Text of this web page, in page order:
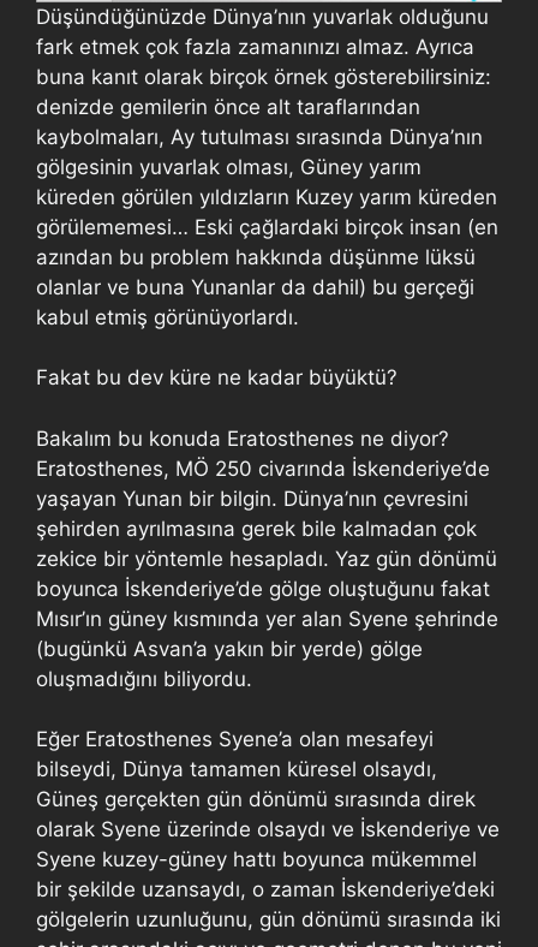
Düşündüğünüzde Dünya’nın yuvarlak olduğunu
fark etmek çok fazla zamanınızı almaz. Ayrıca
buna kanıt olarak birçok örnek gösterebilirsiniz:
denizde gemilerin önce alt taraflarından
kaybolmaları, Ay tutulması sırasında Dünya’nın
gölgesinin yuvarlak olması, Güney yarım
küreden görülen yıldızların Kuzey yarım küreden
görülememesi… Eski çağlardaki birçok insan (en
azından bu problem hakkında düşünme lüksü
olanlar ve buna Yunanlar da dahil) bu gerçeği
kabul etmiş görünüyorlardı.
Fakat bu dev küre ne kadar büyüktü?
Bakalım bu konuda Eratosthenes ne diyor?
Eratosthenes, MÖ 250 civarında İskenderiye’de
yaşayan Yunan bir bilgin. Dünya’nın çevresini
şehirden ayrılmasına gerek bile kalmadan çok
zekice bir yöntemle hesapladı. Yaz gün dönümü
boyunca İskenderiye’de gölge oluştuğunu fakat
Mısır’ın güney kısmında yer alan Syene şehrinde
(bugünkü Asvan’a yakın bir yerde) gölge
oluşmadığını biliyordu.
Eğer Eratosthenes Syene’a olan mesafeyi
bilseydi, Dünya tamamen küresel olsaydı,
Güneş gerçekten gün dönümü sırasında direk
olarak Syene üzerinde olsaydı ve İskenderiye ve
Syene kuzey-güney hattı boyunca mükemmel
bir şekilde uzansaydı, o zaman İskenderiye’deki
gölgelerin uzunluğunu, gün dönümü sırasında iki